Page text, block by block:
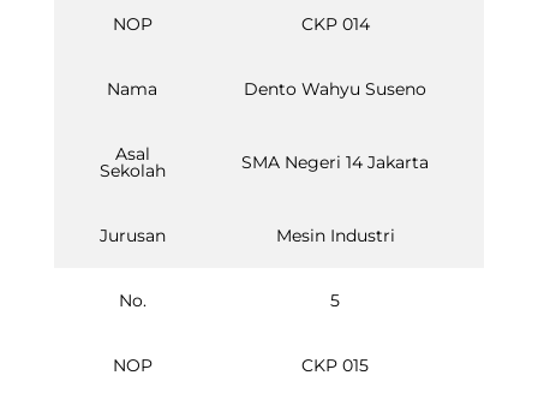
NOP CKP 014
Nama Dento Wahyu Suseno
Asal
Sekolah SMA Negeri 14 Jakarta
Jurusan Mesin Industri
No. 5
NOP CKP 015